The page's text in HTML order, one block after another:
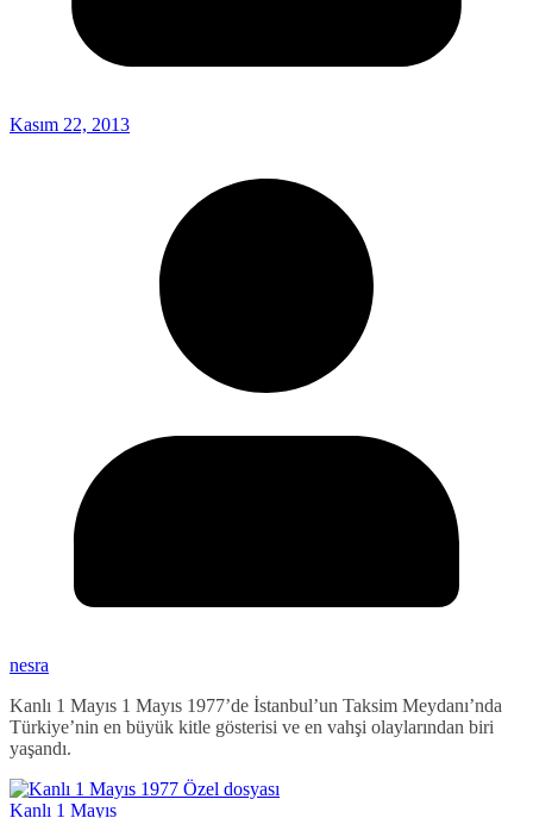
Kasım 22, 2013
nesra
Kanlı 1 Mayıs 1 Mayıs 1977’de İstanbul’un Taksim Meydanı’nda
Türkiye’nin en büyük kitle gösterisi ve en vahşi olaylarından biri
yaşandı.
Kanlı 1 Mayıs